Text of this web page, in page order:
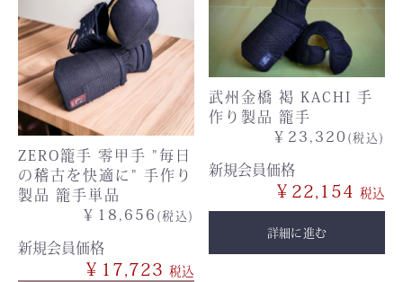
ZERO籠手 零甲手 "毎日
の稽古を快適に" 手作り
製品 籠手単品
￥18,656 (税込)
新規会員価格
￥17,723
武州金橋 褐 KACHI 手
作り製品 籠手
￥23,320 (税込)
新規会員価格
￥22,154
詳細に進む